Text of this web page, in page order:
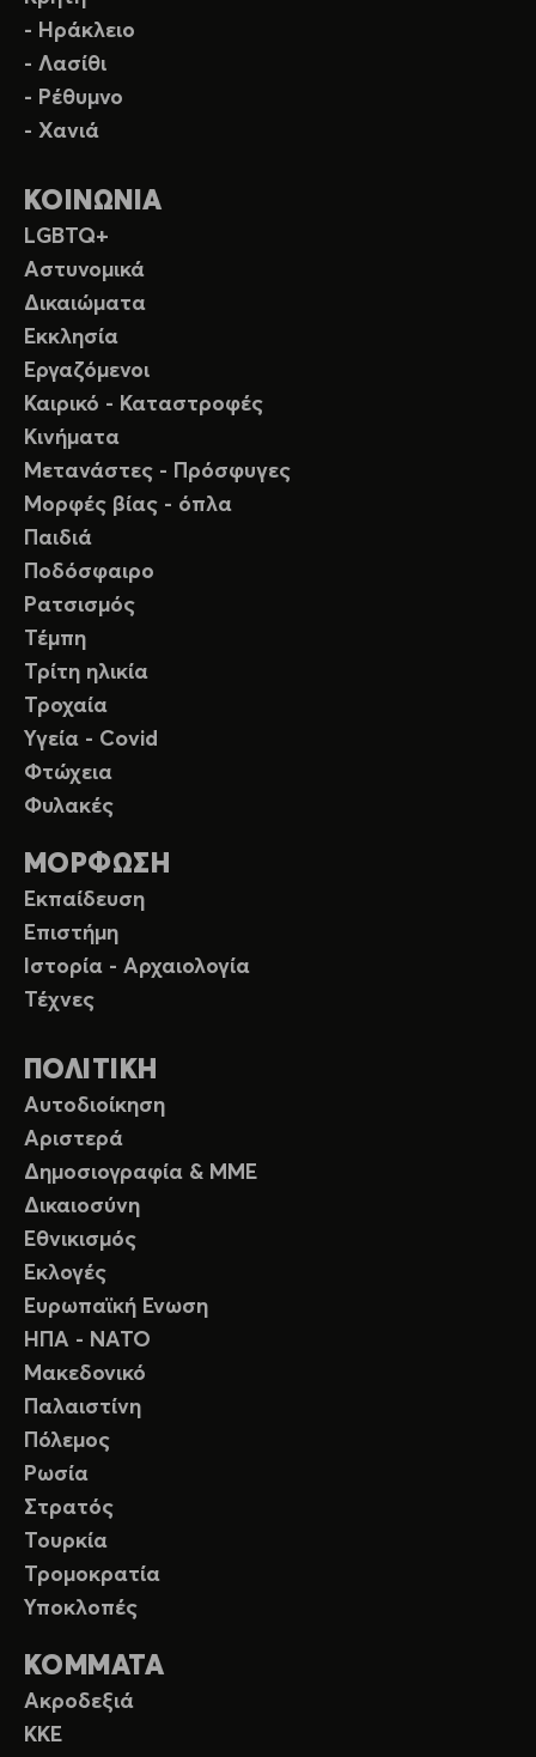
- Ηράκλειο
- Λασίθι
- Ρέθυμνο
- Χανιά
ΚΟΙΝΩΝΙΑ
LGBTQ+
Αστυνομικά
Δικαιώματα
Εκκλησία
Εργαζόμενοι
Καιρικό - Καταστροφές
Κινήματα
Μετανάστες - Πρόσφυγες
Μορφές βίας - όπλα
Παιδιά
Ποδόσφαιρο
Ρατσισμός
Τέμπη
Τρίτη ηλικία
Τροχαία
Υγεία - Covid
Φτώχεια
Φυλακές
ΜΟΡΦΩΣΗ
Εκπαίδευση
Επιστήμη
Ιστορία - Αρχαιολογία
Τέχνες
ΠΟΛΙΤΙΚΗ
Αυτοδιοίκηση
Αριστερά
Δημοσιογραφία & ΜΜΕ
Δικαιοσύνη
Εθνικισμός
Εκλογές
Ευρωπαϊκή Ενωση
ΗΠΑ - ΝΑΤΟ
Μακεδονικό
Παλαιστίνη
Πόλεμος
Ρωσία
Στρατός
Τουρκία
Τρομοκρατία
Υποκλοπές
ΚΟΜΜΑΤΑ
Ακροδεξιά
ΚΚΕ